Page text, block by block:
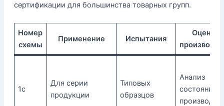
сертификации для большинства товарных групп.
Номер
схемы
Применение Испытания
Оценка
1с
Для серии
продукции
Типовых
образцов
Анализ
состояния